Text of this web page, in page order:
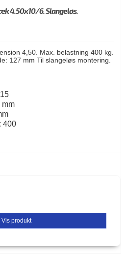
4.50x10/6. Slangeløs.
4,50. Max. belastning 400 kg.
127 mm Til slangeløs montering.
mm
400
Vis produkt